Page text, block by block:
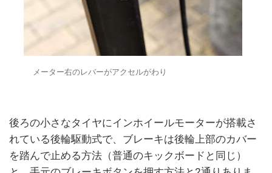
メーター右のレバーがアクセルがわり
後ろの小さなタイヤにインホイールモーターが搭載さ
れている後輪駆動式で、ブレーキは後輪上部のカバー
を踏んで止める方法（普通のキックボードと同じ）